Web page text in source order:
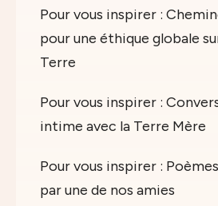
Pour vous inspirer :
pour une éthique globale
Terre
Pour vous inspirer :
intime avec la Terre Mère
Pour vous inspirer :
par une de nos amies